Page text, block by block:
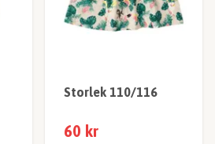
Storlek 110/116
60 kr